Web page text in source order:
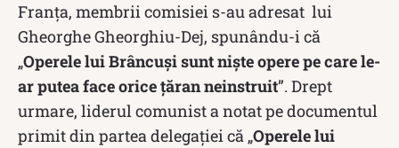
Franţa, membrii comisiei s-au adresat lui
Gheorghe Gheorghiu-Dej, spunându-i că
„Operele lui Brâncuşi sunt nişte opere pe care le-
ar putea face orice ţăran neinstruit”. Drept
urmare, liderul comunist a notat pe documentul
primit din partea delegaţiei că „Operele lui